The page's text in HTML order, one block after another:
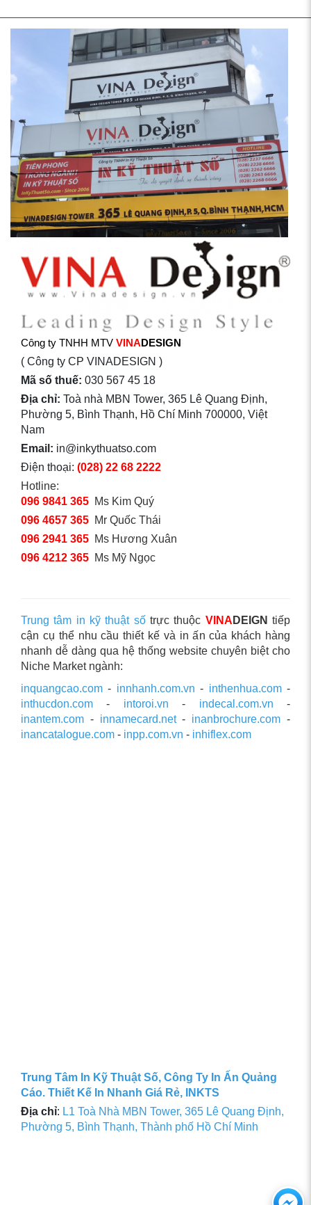
Công ty TNHH MTV VINADESIGN
( Công ty CP VINADESIGN )
Mã số thuế: 030 567 45 18
Địa chỉ: Toà nhà MBN Tower, 365 Lê Quang Định,
Phường 5, Bình Thạnh, Hồ Chí Minh 700000, Việt
Nam
Email: in@inkythuatso.com
Điện thoại: (028) 22 68 2222
Hotline:
096 9841 365 Ms Kim Quý
096 4657 365 Mr Quốc Thái
096 2941 365 Ms Hương Xuân
096 4212 365 Ms Mỹ Ngọc
Trung tâm in kỹ thuật sốtrực thuộc VINA DEIGN tiếp
cận cụ thể nhu cầu thiết kế và in ấn của khách hàng
nhanh dễ dàng qua hệ thống website chuyên biệt cho
Niche Market ngành:
inquangcao.com - innhanh.com.vn - inthenhua.com-
inthucdon.com - intoroi.vn - indecal.com.vn -
inantem.com - innamecard.net- inanbrochure.com -
inancatalogue.com - inpp.com.vn - inhiflex.com
Trung Tâm In Kỹ Thuật Số, Công Ty In Ấn Quảng
Cáo. Thiết Kế In Nhanh Giá Rẻ, INKTS
Địa chỉ: L1 Toà Nhà MBN Tower, 365 Lê Quang Định,
Phường 5, Bình Thạnh, Thành phố Hồ Chí Minh